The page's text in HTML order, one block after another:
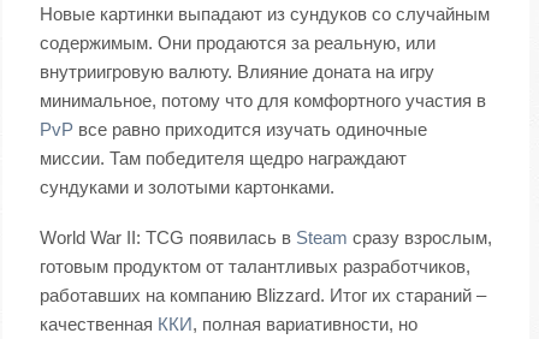
Новые картинки выпадают из сундуков со случайным
содержимым. Они продаются за реальную, или
внутриигровую валюту. Влияние доната на игру
минимальное, потому что для комфортного участия в
PvP все равно приходится изучать одиночные
миссии. Там победителя щедро награждают
сундуками и золотыми картонками.
World War II: TCG появилась в Steam сразу взрослым,
готовым продуктом от талантливых разработчиков,
работавших на компанию Blizzard. Итог их стараний –
качественная ККИ, полная вариативности, но